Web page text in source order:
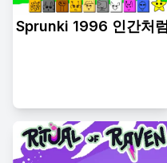
Sprunki 1996 인간처럼